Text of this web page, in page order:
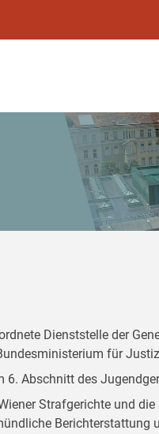
Dienststelle der
für
Abschnitt des
Strafgerichte und
Berichterstattung